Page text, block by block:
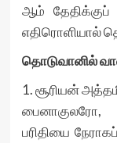
ஆம் தேதிக்குப்
எதிரொளியால்
தொடுவானில்
1. சூரியன்
பரிதியை